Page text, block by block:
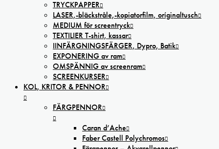
TRYCKPAPPER
LASER,-bläckstråle,-kopiatorfilm, oríginaltusch
MEDIUM för screentryck
TEXTILIER T-shirt, kassar
IINFÄRGNINGSFÄRGER, Dypro, Batik
EXPONERING av ram
OMSPÄNNIG av screenram
SCREENKURSER
KOL, KRITOR & PENNOR
FÄRGPENNOR
Caran d’Ache
Faber Castell Polychromos